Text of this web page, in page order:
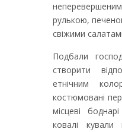
рулькою,
свіжими
Подбали
створити
етнічним
костюмовані
місцеві
ковалі кували